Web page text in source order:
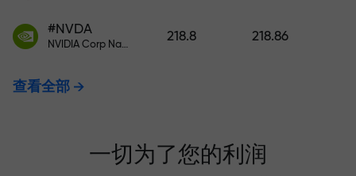
#NVDA
NVIDIA Corp Nasdaq Stock Exchange (Nasdaq) USD
218.8 218.86
查看全部
一切为了您的利润